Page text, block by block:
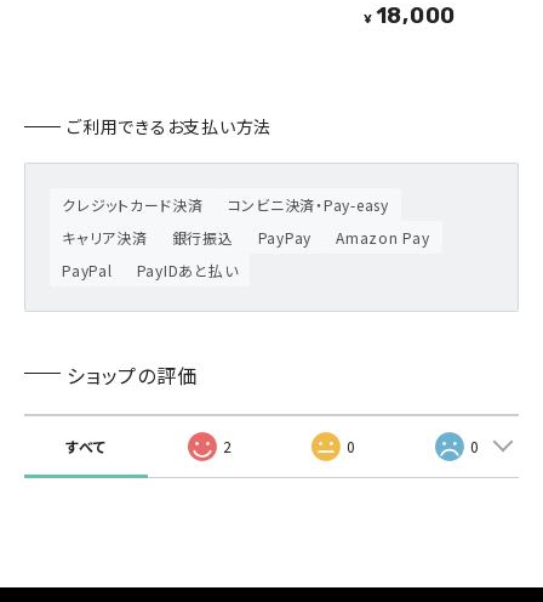
¥ 18,000
ご利用できるお支払い方法
クレジットカード決済
コンビニ決済・Pay-easy
キャリア決済
銀行振込 PayPay
Amazon Pay
PayPal
PayIDあと払い
ショップの評価
すべて 2 0 0